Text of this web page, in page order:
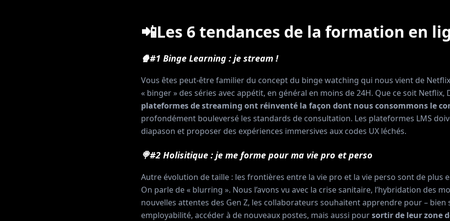
📲Les 6 tendances de la formation en
🍿#1 Binge Learning : je stream !
Vous êtes peut-être familier du concept du binge watching qui nous vient de
« binger » des séries avec appétit, en général en moins de 24H. Que ce soit Netflix,
plateformes de streaming ont réinventé la façon dont nous consommons le
profondément bouleversé les standards de consultation. Les plateformes LMS
diapason et proposer des expériences immersives aux codes UX léchés.
🍭#2 Holisitique : je me forme pour ma vie pro et perso
Autre évolution de taille : les frontières entre la vie pro et la vie perso sont de plus
On parle de « blurring ». Nous l’avons vu avec la crise sanitaire, l’hybridation des
nouvelles attentes des Gen Z, les collaborateurs souhaitent apprendre pour – bien
employabilité, accéder à de nouveaux postes, mais aussi poursortir de leur zone